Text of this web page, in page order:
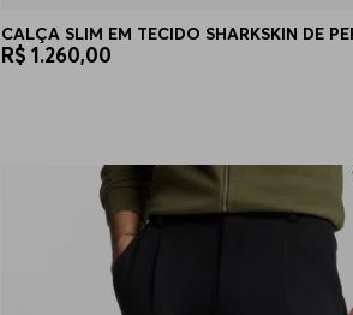
CALÇA SLIM EM TECIDO SHARKSKIN DE
R$ 1.260,00